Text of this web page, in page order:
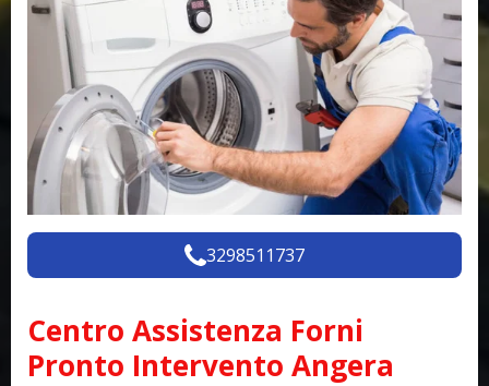
3298511737
Centro Assistenza Forni
Pronto Intervento Angera